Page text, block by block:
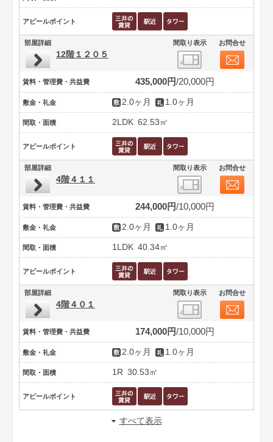
アピールポイント
部屋詳細 間取り表示 お問合せ
12階１２０５
賃料・管理費・共益費 435,000円 20,000円
敷金・礼金 2.0ヶ月 1.0ヶ月
間取・面積 2LDK 62.53㎡
アピールポイント
部屋詳細 間取り表示 お問合せ
4階４１１
賃料・管理費・共益費 244,000円 10,000円
敷金・礼金 2.0ヶ月 1.0ヶ月
間取・面積 1LDK 40.34㎡
アピールポイント
部屋詳細 間取り表示 お問合せ
4階４０１
賃料・管理費・共益費 174,000円 10,000円
敷金・礼金 2.0ヶ月 1.0ヶ月
間取・面積 1R 30.53㎡
アピールポイント
すべて表示